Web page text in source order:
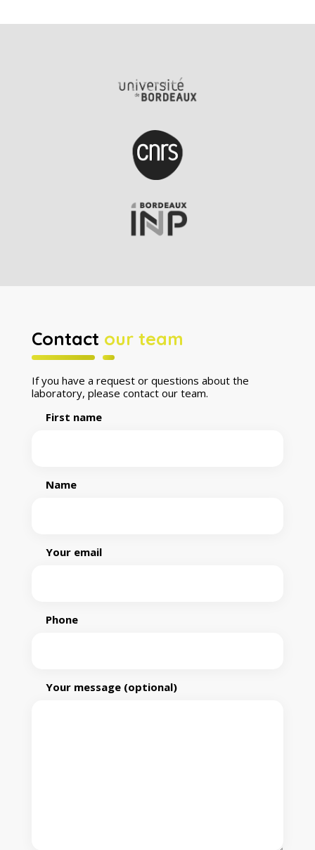
Contact our team
If you have a request or questions about the
laboratory, please contact our team.
First name
Name
Your email
Phone
Your message (optional)